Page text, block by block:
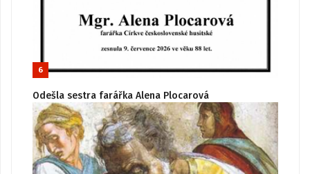
6
Odešla sestra farářka Alena Plocarová